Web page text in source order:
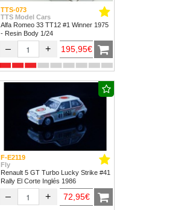
TTS-073
TTS Model Cars
Alfa Romeo 33 TT12 #1 Winner 1975
- Resin Body 1/24
– + 195,95€
F-E2119
Fly
Renault 5 GT Turbo Lucky Strike #41
Rally El Corte Inglés 1986
– + 72,95€